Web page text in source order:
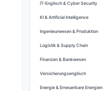
IT-Englisch & Cyber Security
KI & Artificial Intelligence
Ingenieurwesen & Produktion
Logistik & Supply Chain
Finanzen & Bankwesen
Versicherungsenglisch
Energie & Erneuerbare Energien